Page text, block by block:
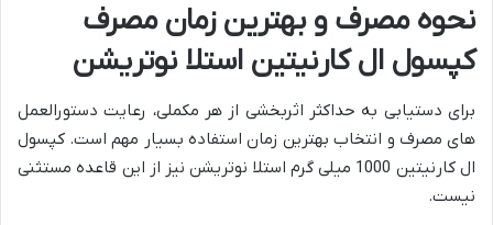
نحوه مصرف و بهترین زمان مصرف
کپسول ال کارنیتین استلا نوتریشن
برای دستیابی به حداکثر اثربخشی از هر مکملی، رعایت دستورالعمل
های مصرف و انتخاب بهترین زمان استفاده بسیار مهم است. کپسول
ال کارنیتین 1000 میلی گرم استلا نوتریشن نیز از این قاعده مستثنی
نیست.